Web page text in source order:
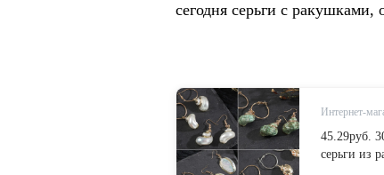
сегодня серьги с ракушками,
Интернет-
45.29руб.
серьги из